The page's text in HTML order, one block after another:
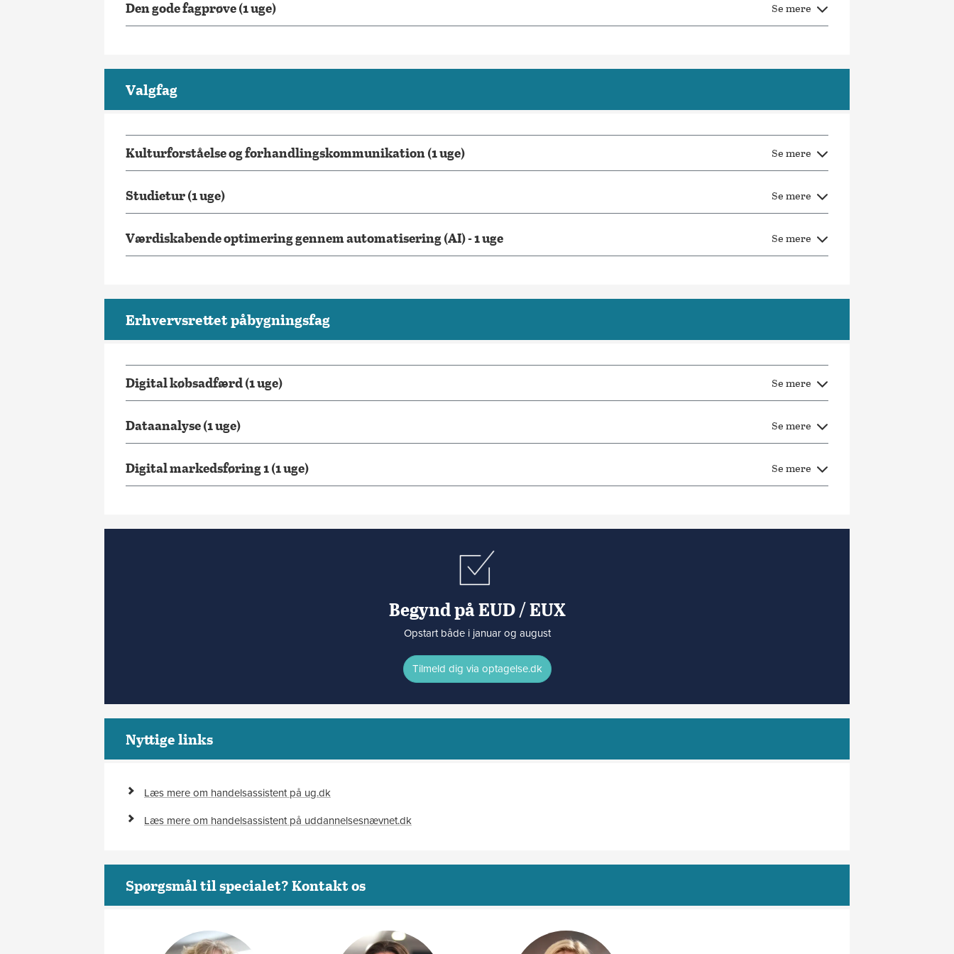
Den gode fagprøve (1 uge) Se mere
Valgfag
Kulturforståelse og forhandlingskommunikation (1 uge) Se mere
Studietur (1 uge) Se mere
Værdiskabende optimering gennem automatisering (AI) - 1 uge Se mere
Erhvervsrettet påbygningsfag
Digital købsadfærd (1 uge) Se mere
Dataanalyse (1 uge) Se mere
Digital markedsføring 1 (1 uge) Se mere
Begynd på EUD / EUX
Opstart både i januar og august
Tilmeld dig via optagelse.dk
Nyttige links
Læs mere om handelsassistent på ug.dk
Læs mere om handelsassistent på uddannelsesnævnet.dk
Spørgsmål til specialet? Kontakt os